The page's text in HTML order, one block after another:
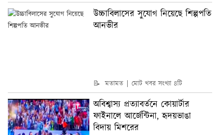
উচ্চাবিলাসের সুযোগ নিয়েছে শিল্পপতি
আনভীর
📝 মতামত মোট খবর সংখ্যা 8টি
অবিশ্বাস্য প্রত্যাবর্তনে কোয়ার্টার
ফাইনালে আর্জেন্টিনা, হৃদয়ভাঙা
বিদায় মিশরের